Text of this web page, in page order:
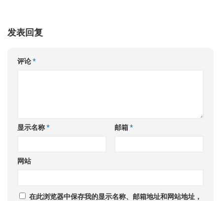
发表回复
评论*
显示名称* 邮箱*
网站
在此浏览器中保存我的显示名称、邮箱地址和网站地址，